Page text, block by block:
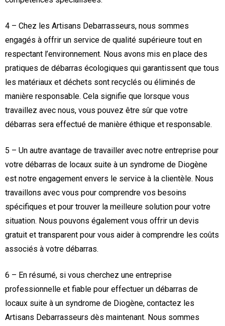
4 – Chez les Artisans Debarrasseurs, nous sommes
engagés à offrir un service de qualité supérieure tout en
respectant l’environnement. Nous avons mis en place des
pratiques de débarras écologiques qui garantissent que tous
les matériaux et déchets sont recyclés ou éliminés de
manière responsable. Cela signifie que lorsque vous
travaillez avec nous, vous pouvez être sûr que votre
débarras sera effectué de manière éthique et responsable.
5 – Un autre avantage de travailler avec notre entreprise pour
votre débarras de locaux suite à un syndrome de Diogène
est notre engagement envers le service à la clientèle. Nous
travaillons avec vous pour comprendre vos besoins
spécifiques et pour trouver la meilleure solution pour votre
situation. Nous pouvons également vous offrir un devis
gratuit et transparent pour vous aider à comprendre les coûts
associés à votre débarras.
6 – En résumé, si vous cherchez une entreprise
professionnelle et fiable pour effectuer un débarras de
locaux suite à un syndrome de Diogène, contactez les
Artisans Debarrasseurs dès maintenant. Nous sommes